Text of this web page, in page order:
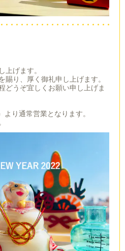
げます。
り、厚く御礼申し上げます。
どうぞ宜しくお願い申し上げま
り通常営業となります。